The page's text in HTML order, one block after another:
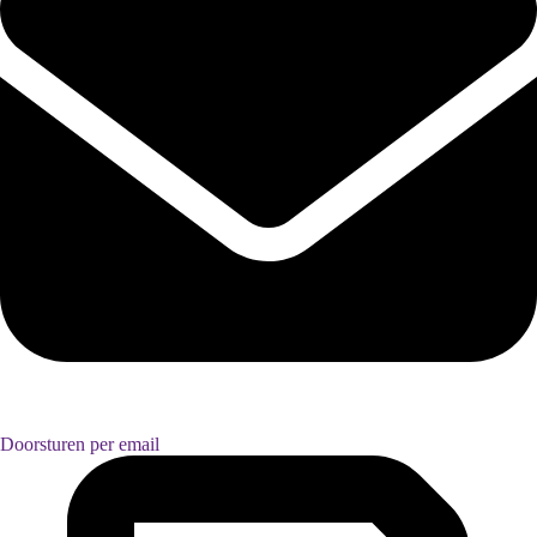
Doorsturen per email